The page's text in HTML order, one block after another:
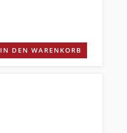
IN DEN WARENKORB